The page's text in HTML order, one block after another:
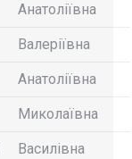
Анатоліївна
Валеріївна
Анатоліївна
Миколаївна
Василівна